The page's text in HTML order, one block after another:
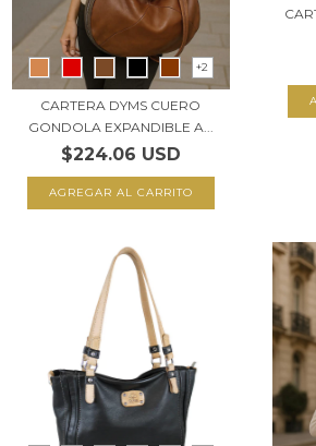
+2
CARTERA DYMS CUERO
GONDOLA EXPANDIBLE A...
$224.06 USD
AGREGAR AL CARRITO